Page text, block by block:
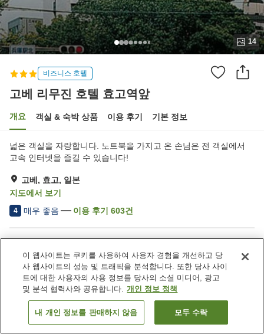
14
비즈니스 호텔
고베 리무진 호텔 효고역앞
개요 객실 & 숙박 상품 이용 후기 기본 정보
넓은 객실을 자랑합니다. 노트북을 가지고 온 손님은 전 객실에서
고속 인터넷을 즐길 수 있습니다!
고베, 효고, 일본
지도에서 보기
4 매우 좋음 이용 후기 603건
주차장
스파 / 미용실
레스토랑
자동판매기
객실 보기
이 웹사이트는 쿠키를 사용하여 사용자 경험을 개선하고 당
사 웹사이트의 성능 및 트래픽을 분석합니다. 또한 당사 사이
트에 대한 사용자의 사용 정보를 당사의 소셜 미디어, 광고
및 분석 협력사와 공유합니다. 개인 정보 정책
내 개인 정보를 판매하지 않음 모두 수락